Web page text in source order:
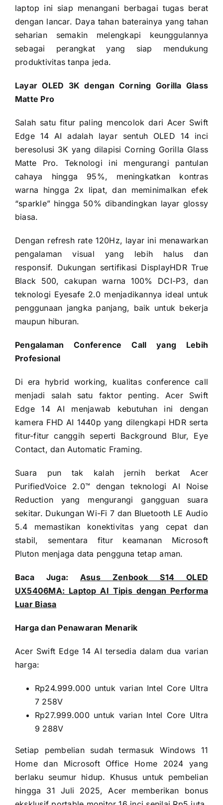
laptop ini siap menangani berbagai tugas berat
dengan lancar. Daya tahan baterainya yang tahan
seharian semakin melengkapi keunggulannya
sebagai perangkat yang siap mendukung
produktivitas tanpa jeda.
Layar OLED 3K dengan Corning Gorilla Glass
Matte Pro
Salah satu fitur paling mencolok dari Acer Swift
Edge 14 AI adalah layar sentuh OLED 14 inci
beresolusi 3K yang dilapisi Corning Gorilla Glass
Matte Pro. Teknologi ini mengurangi pantulan
cahaya hingga 95%, meningkatkan kontras
warna hingga 2x lipat, dan meminimalkan efek
“sparkle” hingga 50% dibandingkan layar glossy
biasa.
Dengan refresh rate 120Hz, layar ini menawarkan
pengalaman visual yang lebih halus dan
responsif. Dukungan sertifikasi DisplayHDR True
Black 500, cakupan warna 100% DCI-P3, dan
teknologi Eyesafe 2.0 menjadikannya ideal untuk
penggunaan jangka panjang, baik untuk bekerja
maupun hiburan.
Pengalaman Conference Call yang Lebih
Profesional
Di era hybrid working, kualitas conference call
menjadi salah satu faktor penting. Acer Swift
Edge 14 AI menjawab kebutuhan ini dengan
kamera FHD AI 1440p yang dilengkapi HDR serta
fitur-fitur canggih seperti Background Blur, Eye
Contact, dan Automatic Framing.
Suara pun tak kalah jernih berkat Acer
PurifiedVoice 2.0™ dengan teknologi AI Noise
Reduction yang mengurangi gangguan suara
sekitar. Dukungan Wi-Fi 7 dan Bluetooth LE Audio
5.4 memastikan konektivitas yang cepat dan
stabil, sementara fitur keamanan Microsoft
Pluton menjaga data pengguna tetap aman.
Baca Juga: Asus Zenbook S14 OLED
UX5406MA: Laptop AI Tipis dengan Performa
Luar Biasa
Harga dan Penawaran Menarik
Acer Swift Edge 14 AI tersedia dalam dua varian
harga:
Rp24.999.000 untuk varian Intel Core Ultra
7 258V
Rp27.999.000 untuk varian Intel Core Ultra
9 288V
Setiap pembelian sudah termasuk Windows 11
Home dan Microsoft Office Home 2024 yang
berlaku seumur hidup. Khusus untuk pembelian
hingga 31 Juli 2025, Acer memberikan bonus